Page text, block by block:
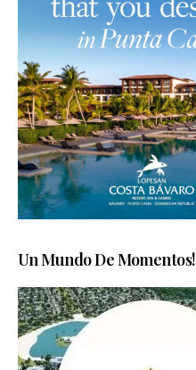
Un Mundo De Momentos!